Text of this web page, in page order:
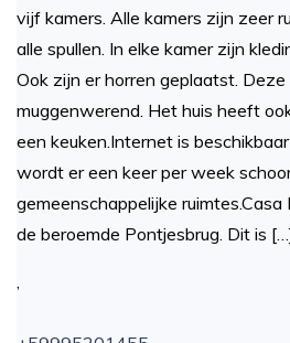
vijf kamers. Alle kamers zijn zeer
alle spullen. In elke kamer zijn
Ook zijn er horren geplaatst.
muggenwerend. Het huis heeft
een keuken.Internet is
wordt er een keer per week
gemeenschappelijke
de beroemde Pontjesbrug. Dit is
,